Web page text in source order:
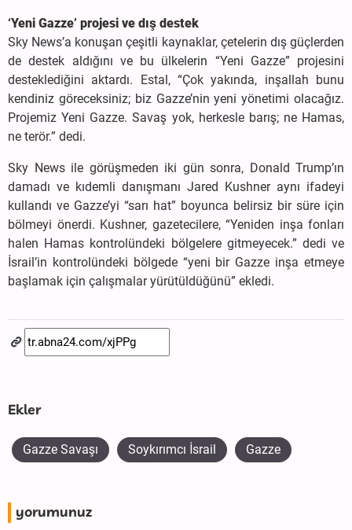
‘Yeni Gazze’ projesi ve dış destek
Sky News’a konuşan çeşitli kaynaklar, çetelerin dış güçlerden
de destek aldığını ve bu ülkelerin “Yeni Gazze” projesini
desteklediğini aktardı. Estal, “Çok yakında, inşallah bunu
kendiniz göreceksiniz; biz Gazze’nin yeni yönetimi olacağız.
Projemiz Yeni Gazze. Savaş yok, herkesle barış; ne Hamas,
ne terör.” dedi.
Sky News ile görüşmeden iki gün sonra, Donald Trump’ın
damadı ve kıdemli danışmanı Jared Kushner aynı ifadeyi
kullandı ve Gazze’yi “sarı hat” boyunca belirsiz bir süre için
bölmeyi önerdi. Kushner, gazetecilere, “Yeniden inşa fonları
halen Hamas kontrolündeki bölgelere gitmeyecek.” dedi ve
İsrail’in kontrolündeki bölgede “yeni bir Gazze inşa etmeye
başlamak için çalışmalar yürütüldüğünü” ekledi.
Ekler
Gazze Savaşı Soykırımcı İsrail Gazze
yorumunuz